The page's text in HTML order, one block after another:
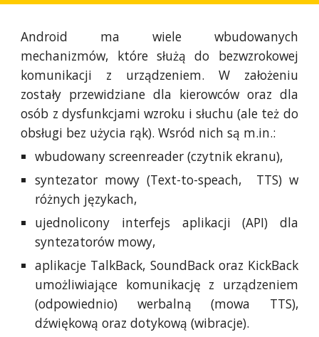
Android ma wiele wbudowanych
mechanizmów, które służą do bezwzrokowej
komunikacji z urządzeniem. W założeniu
zostały przewidziane dla kierowców oraz dla
osób z dysfunkcjami wzroku i słuchu (ale też do
obsługi bez użycia rąk). Wsród nich są m.in.:
wbudowany screenreader (czytnik ekranu),
syntezator mowy (Text-to-speach, TTS) w
różnych językach,
ujednolicony interfejs aplikacji (API) dla
syntezatorów mowy,
aplikacje TalkBack, SoundBack oraz KickBack
umożliwiające komunikację z urządzeniem
(odpowiednio) werbalną (mowa TTS),
dźwiękową oraz dotykową (wibracje).